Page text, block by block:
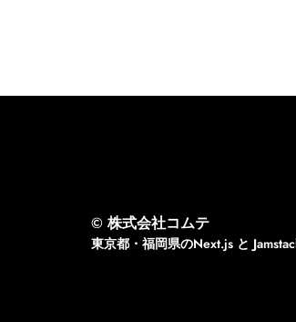
© 株式会社コムテ
東京都・福岡県のNext.js と